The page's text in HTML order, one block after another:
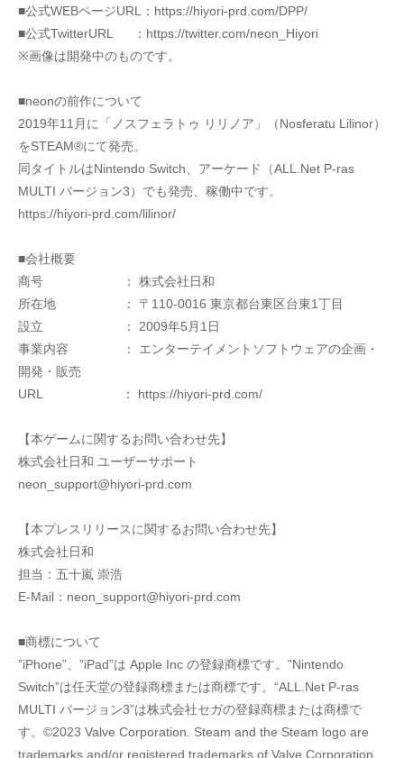
■公式WEBページURL：https://hiyori-prd.com/DPP/
■公式TwitterURL 	：https://twitter.com/neon_Hiyori
※画像は開発中のものです。
■neonの前作について
2019年11月に「ノスフェラトゥ リリノア」（Nosferatu Lilinor）
をSTEAM®にて発売。
同タイトルはNintendo Switch、アーケード（ALL.Net P-ras
MULTI バージョン3）でも発売、稼働中です。
https://hiyori-prd.com/lilinor/
■会社概要
商号　　 　　　　： 株式会社日和
所在地　 　　　　： 〒110-0016 東京都台東区台東1丁目
設立　　 　　　　： 2009年5月1日
事業内容 　　　　： エンターテイメントソフトウェアの企画・
開発・販売
URL　　 　　　　： https://hiyori-prd.com/
【本ゲームに関するお問い合わせ先】
株式会社日和 ユーザーサポート
neon_support@hiyori-prd.com
【本プレスリリースに関するお問い合わせ先】
株式会社日和
担当：五十嵐 崇浩
E-Mail：neon_support@hiyori-prd.com
■商標について
”iPhone”、”iPad”は Apple Inc の登録商標です。”Nintendo
Switch”は任天堂の登録商標または商標です。“ALL.Net P-ras
MULTI バージョン3”は株式会社セガの登録商標または商標で
す。©2023 Valve Corporation. Steam and the Steam logo are
trademarks and/or registered trademarks of Valve Corporation